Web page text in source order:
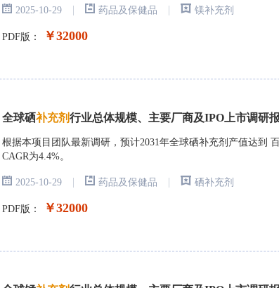
2025-10-29 | 药品及保健品 | 镁补充剂
PDF版： ￥32000
全球硒补充剂行业总体规模、主要厂商及IPO上市调研报
根据本项目团队最新调研，预计2031年全球硒补充剂产值达到
CAGR为4.4%。
2025-10-29 | 药品及保健品 | 硒补充剂
PDF版： ￥32000